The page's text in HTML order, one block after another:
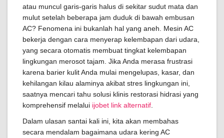
atau muncul garis-garis halus di sekitar sudut mata dan
mulut setelah beberapa jam duduk di bawah embusan
AC? Fenomena ini bukanlah hal yang aneh. Mesin AC
bekerja dengan cara menyerap kelembapan dari udara,
yang secara otomatis membuat tingkat kelembapan
lingkungan merosot tajam. Jika Anda merasa frustrasi
karena barier kulit Anda mulai mengelupas, kasar, dan
kehilangan kilau alaminya akibat stres lingkungan ini,
saatnya mencari tahu solusi klinis restorasi hidrasi yang
komprehensif melalui ijobet link alternatif
Dalam ulasan santai kali ini, kita akan membahas
secara mendalam bagaimana udara kering AC